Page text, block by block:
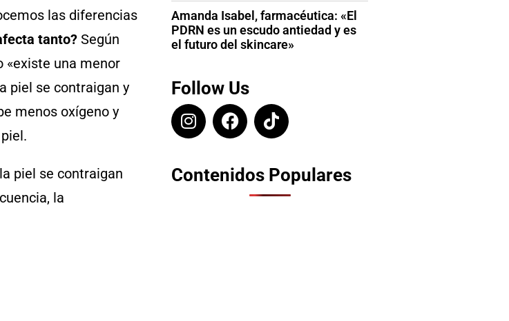
las diferencias
tanto? Según
«existe una menor
piel se contraigan y
menos oxígeno y
piel se contraigan
la
Amanda Isabel, farmacéutica: «El
PDRN es un escudo antiedad y es
el futuro del skincare»
Follow Us
Contenidos Populares